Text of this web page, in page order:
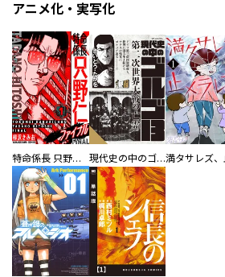
アニメ化・実写化
特命係長 只野仁ファイナル 愛蔵版 現代史の中のゴルゴ13